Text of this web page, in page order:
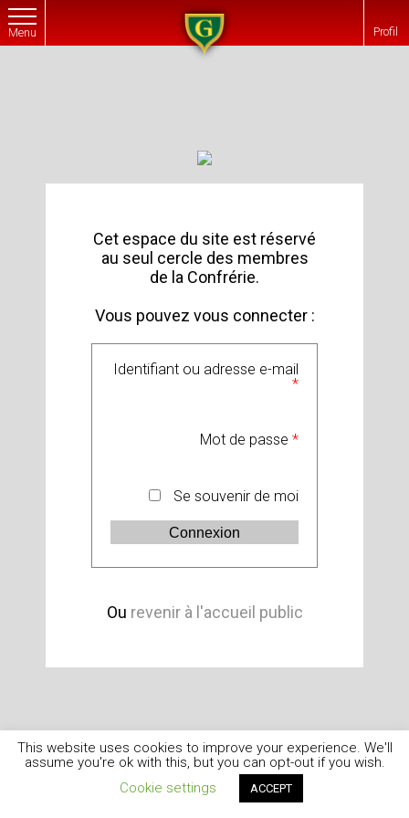
Menu Profil
Cet espace du site est réservé
au seul cercle des membres
de la Confrérie.
Vous pouvez vous connecter :
Identifiant ou adresse e-mail
*
Mot de passe *
Se souvenir de moi
Ou revenir à l'accueil public
This website uses cookies to improve your experience. We'll
assume you're ok with this, but you can opt-out if you wish.
Cookie settings
ACCEPT